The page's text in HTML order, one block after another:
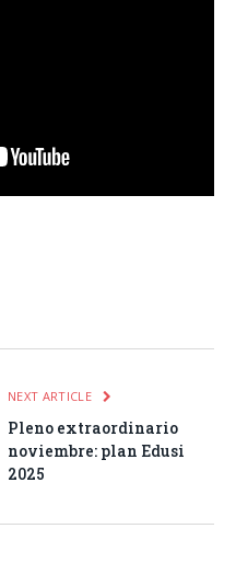
NEXT ARTICLE
Pleno extraordinario
noviembre: plan Edusi
2025